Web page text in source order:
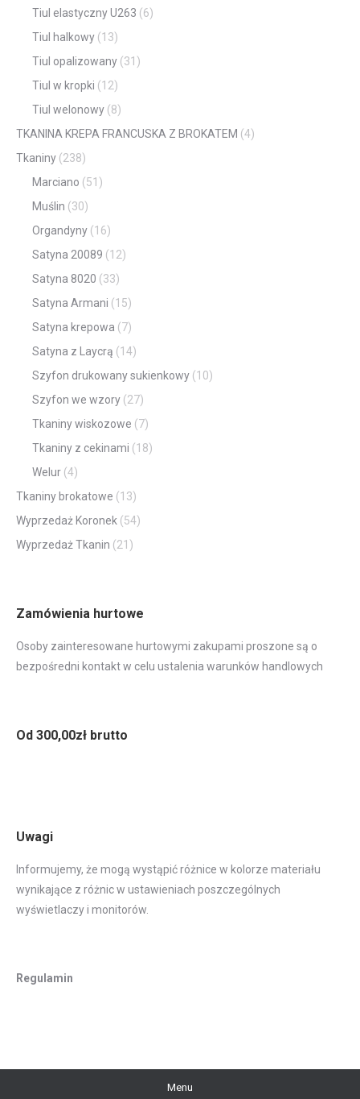
Tiul elastyczny U263 (6)
Tiul halkowy (13)
Tiul opalizowany (31)
Tiul w kropki (12)
Tiul welonowy (8)
TKANINA KREPA FRANCUSKA Z BROKATEM (4)
Tkaniny (238)
Marciano (51)
Muślin (30)
Organdyny (16)
Satyna 20089 (12)
Satyna 8020 (33)
Satyna Armani (15)
Satyna krepowa (7)
Satyna z Laycrą (14)
Szyfon drukowany sukienkowy (10)
Szyfon we wzory (27)
Tkaniny wiskozowe (7)
Tkaniny z cekinami (18)
Welur (4)
Tkaniny brokatowe (13)
Wyprzedaż Koronek (54)
Wyprzedaż Tkanin (21)
Zamówienia hurtowe
Osoby zainteresowane hurtowymi zakupami proszone są o
bezpośredni kontakt w celu ustalenia warunków handlowych
Od 300,00zł brutto
Uwagi
Informujemy, że mogą wystąpić różnice w kolorze materiału
wynikające z różnic w ustawieniach poszczególnych
wyświetlaczy i monitorów.
Regulamin
Menu